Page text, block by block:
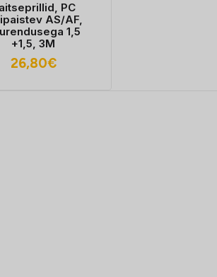
PC
AS/AF,
1,5
+1,5, 3M
26,80€